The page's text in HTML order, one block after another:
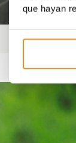
que hayan